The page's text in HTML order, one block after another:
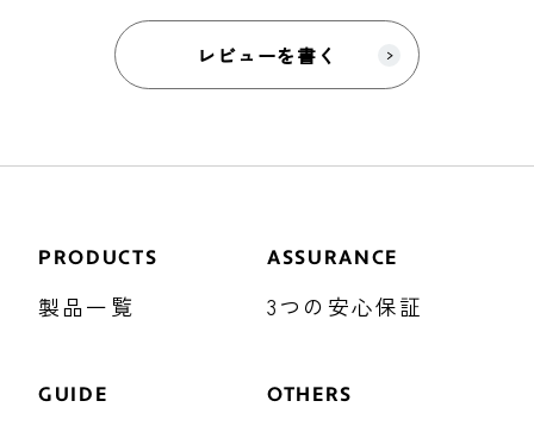
レビューを書く
PRODUCTS
製品一覧
ASSURANCE
3つの安心保証
GUIDE OTHERS